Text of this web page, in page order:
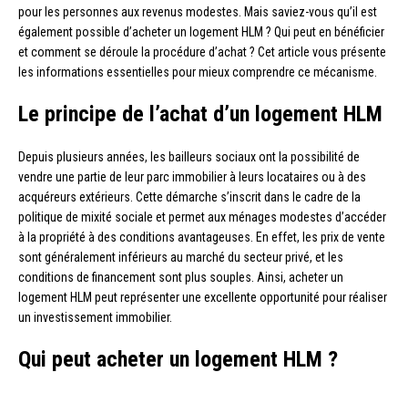
pour les personnes aux revenus modestes. Mais saviez-vous qu’il est
également possible d’acheter un logement HLM ? Qui peut en bénéficier
et comment se déroule la procédure d’achat ? Cet article vous présente
les informations essentielles pour mieux comprendre ce mécanisme.
Le principe de l’achat d’un logement HLM
Depuis plusieurs années, les bailleurs sociaux ont la possibilité de
vendre une partie de leur parc immobilier à leurs locataires ou à des
acquéreurs extérieurs. Cette démarche s’inscrit dans le cadre de la
politique de mixité sociale et permet aux ménages modestes d’accéder
à la propriété à des conditions avantageuses. En effet, les prix de vente
sont généralement inférieurs au marché du secteur privé, et les
conditions de financement sont plus souples. Ainsi, acheter un
logement HLM peut représenter une excellente opportunité pour réaliser
un investissement immobilier.
Qui peut acheter un logement HLM ?